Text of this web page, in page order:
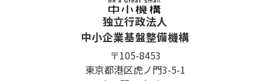
独立行政法人
中小企業基盤整備機構
〒105-8453
東京都港区虎ノ門3-5-1